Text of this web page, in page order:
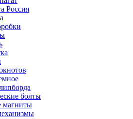
Россия
болты
магниты